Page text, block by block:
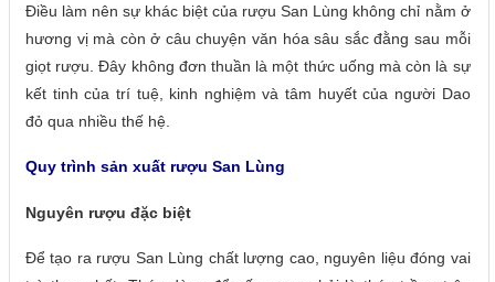
Điều làm nên sự khác biệt của rượu San Lùng không chỉ nằm ở
hương vị mà còn ở câu chuyện văn hóa sâu sắc đằng sau mỗi
giọt rượu. Đây không đơn thuần là một thức uống mà còn là sự
kết tinh của trí tuệ, kinh nghiệm và tâm huyết của người Dao
đỏ qua nhiều thế hệ.
Quy trình sản xuất rượu San Lùng
Nguyên rượu đặc biệt
Để tạo ra rượu San Lùng chất lượng cao, nguyên liệu đóng vai